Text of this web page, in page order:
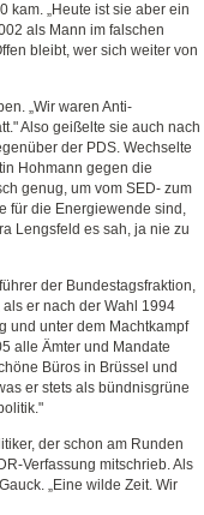
kam. „Heute ist sie aber ein
als Mann im falschen
bleibt, wer sich weiter von
„Wir waren Anti-
Also geißelte sie auch nach
der PDS. Wechselte
Hohmann gegen die
genug, um vom SED- zum
für die Energiewende sind,
Lengsfeld es sah, ja nie zu
der Bundestagsfraktion,
er nach der Wahl 1994
und unter dem Machtkampf
alle Ämter und Mandate
Büros in Brüssel und
er stets als bündnisgrüne
der schon am Runden
Verfassung mitschrieb. Als
„Eine wilde Zeit. Wir